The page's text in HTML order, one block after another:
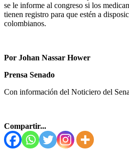
se le informe al congreso si los
tienen registro para que estén a
colombianos.
Por Johan Nassar Hower
Prensa Senado
Con información del Noticiero del
Compartir...